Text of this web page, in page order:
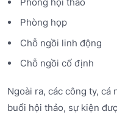
Phòng họp
Chỗ ngồi linh động
Chỗ ngồi cố định
Ngoài ra, các công ty, cá
buổi hội thảo, sự kiện